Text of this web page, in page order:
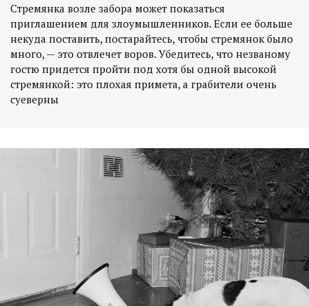
Стремянка возле забора может показаться
приглашением для злоумышленников. Если ее больше
некуда поставить, постарайтесь, чтобы стремянок было
много, — это отвлечет воров. Убедитесь, что незваному
гостю придется пройти под хотя бы одной высокой
стремянкой: это плохая примета, а грабители очень
суеверны